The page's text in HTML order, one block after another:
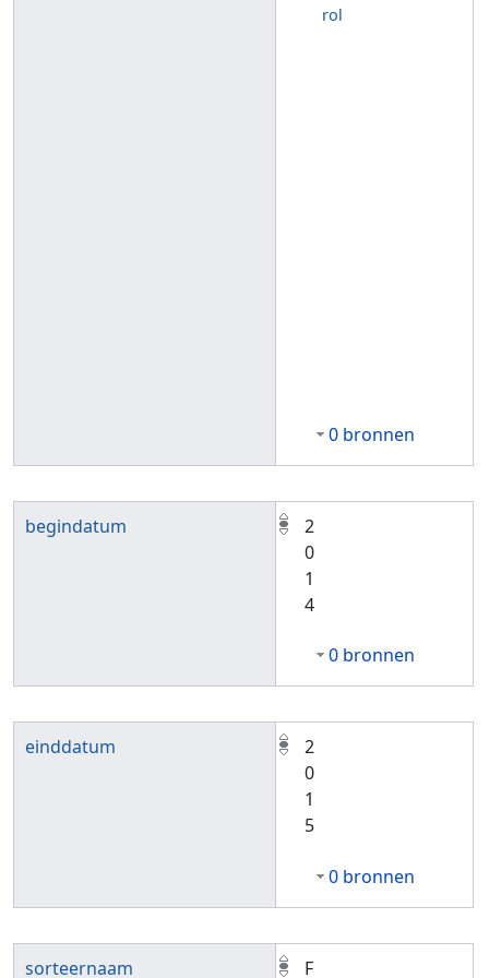
rol
0 bronnen
begindatum
2
0
1
4
0 bronnen
einddatum
2
0
1
5
0 bronnen
sorteernaam
F